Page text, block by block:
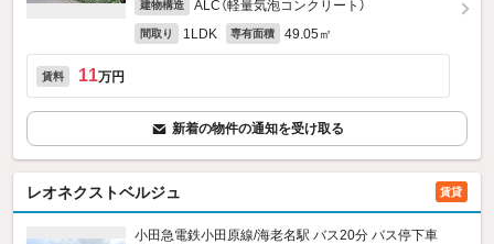
建物構造 ALC（軽量気泡コンクリート）
間取り 1LDK 専有面積 49.05㎡
賃料 11万円
新着の物件の通知を受け取る
レオネクストベルジュ 賃貸
小田急電鉄小田原線/海老名駅 バス20分 バス停下車